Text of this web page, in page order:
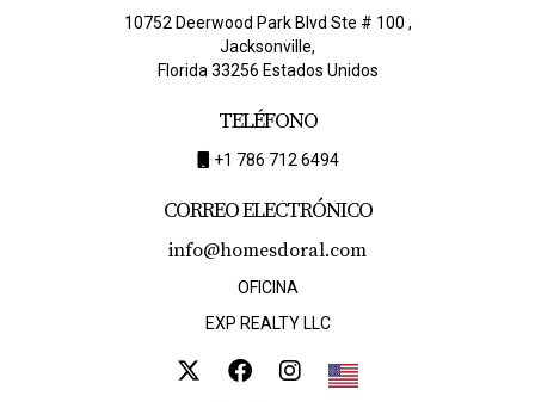
10752 Deerwood Park Blvd Ste # 100 ,
Jacksonville,
Florida 33256 Estados Unidos
TELÉFONO
+1 786 712 6494
CORREO ELECTRÓNICO
info@homesdoral.com
OFICINA
EXP REALTY LLC